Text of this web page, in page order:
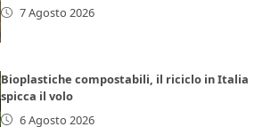
7 Agosto 2026
Bioplastiche compostabili, il riciclo in Italia
spicca il volo
6 Agosto 2026